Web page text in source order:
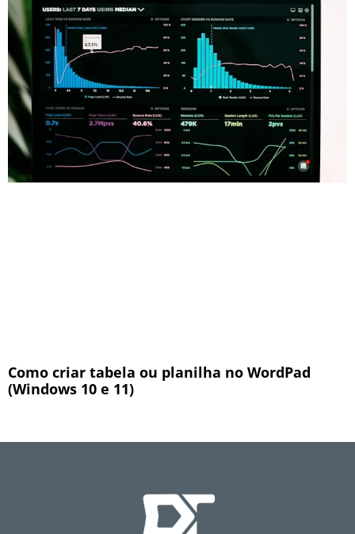
Como criar tabela ou planilha no WordPad
(Windows 10 e 11)